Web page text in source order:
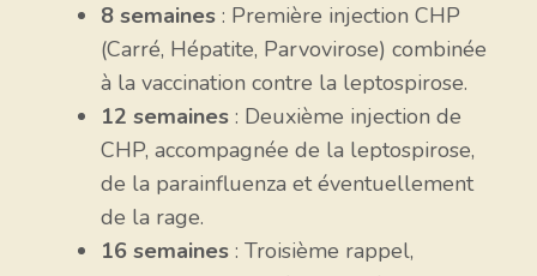
8 semaines : Première injection CHP
(Carré, Hépatite, Parvovirose) combinée
à la vaccination contre la leptospirose.
12 semaines : Deuxième injection de
CHP, accompagnée de la leptospirose,
de la parainfluenza et éventuellement
de la rage.
16 semaines : Troisième rappel,